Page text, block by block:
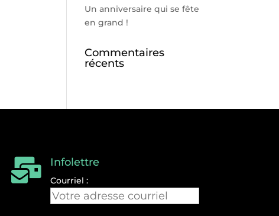
Un anniversaire qui se fête
en grand !
Commentaires
récents
 Infolettre
Courriel :